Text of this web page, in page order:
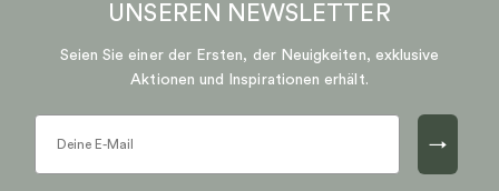
UNSEREN NEWSLETTER
Seien Sie einer der Ersten, der Neuigkeiten, exklusive
Aktionen und Inspirationen erhält.
→